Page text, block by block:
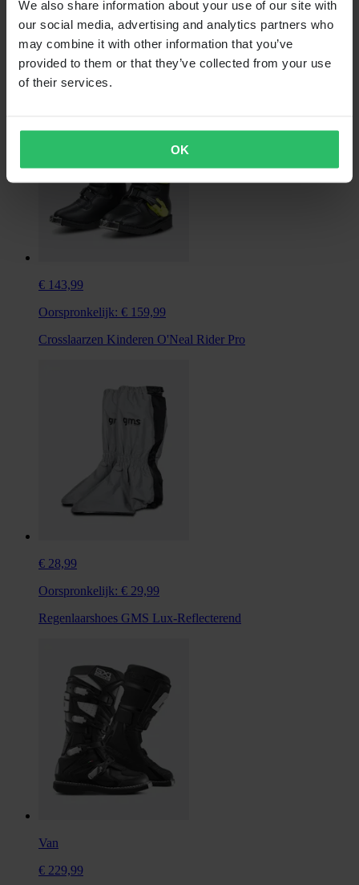
We also share information about your use of our site with
our social media, advertising and analytics partners who
may combine it with other information that you’ve
provided to them or that they’ve collected from your use
of their services.
OK
€ 14,99
Reserve Teenkap Gaerne set SG12/ G_React/SG-J
€ 143,99
Oorspronkelijk: € 159,99
Crosslaarzen Kinderen O'Neal Rider Pro
€ 28,99
Oorspronkelijk: € 29,99
Regenlaarshoes GMS Lux-Reflecterend
Van
€ 229,99